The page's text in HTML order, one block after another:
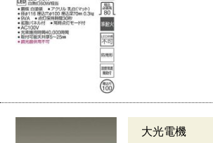
大光電機